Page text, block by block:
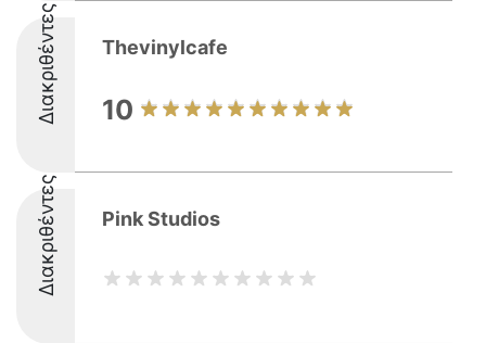
Διακριθέντες Thevinylcafe
10
Διακριθέντες Pink Studios